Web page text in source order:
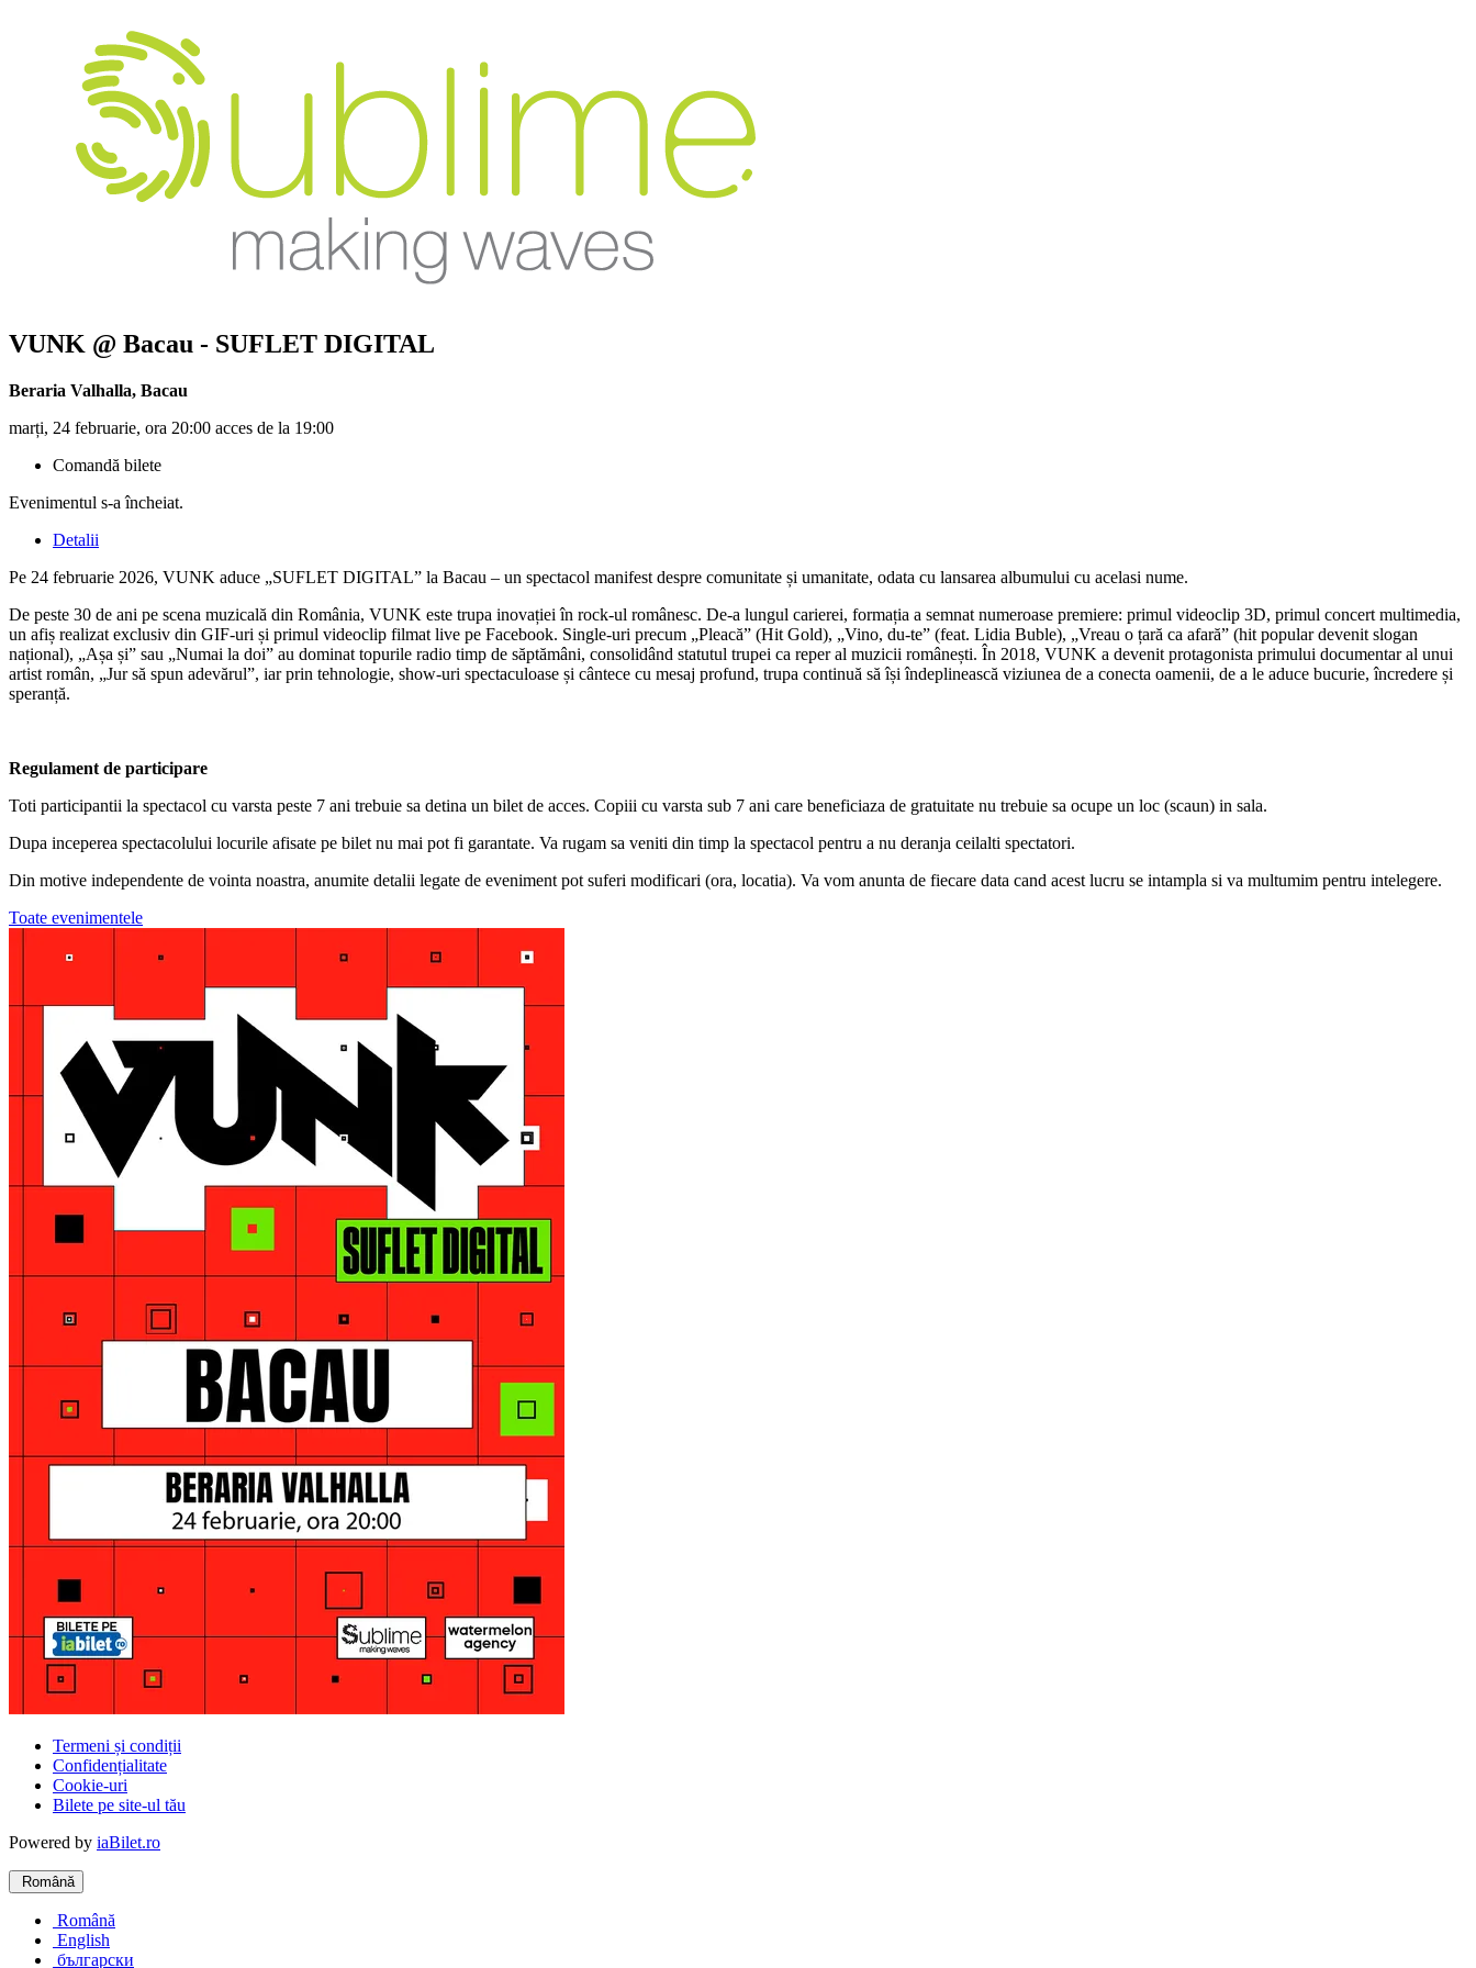
VUNK @ Bacau - SUFLET DIGITAL
Beraria Valhalla, Bacau
marți, 24 februarie, ora 20:00 acces de la 19:00
Comandă bilete
Evenimentul s-a încheiat.
Detalii
Pe 24 februarie 2026, VUNK aduce „SUFLET DIGITAL” la Bacau – un spectacol manifest despre comunitate și umanitate, odata cu lansarea albumului cu acelasi nume.
De peste 30 de ani pe scena muzicală din România, VUNK este trupa inovației în rock-ul românesc. De-a lungul carierei, formația a semnat numeroase premiere: primul videoclip 3D, primul concert multimedia,
un afiș realizat exclusiv din GIF-uri și primul videoclip filmat live pe Facebook. Single-uri precum „Pleacă” (Hit Gold), „Vino, du-te” (feat. Lidia Buble), „Vreau o țară ca afară” (hit popular devenit slogan
național), „Așa și” sau „Numai la doi” au dominat topurile radio timp de săptămâni, consolidând statutul trupei ca reper al muzicii românești. În 2018, VUNK a devenit protagonista primului documentar al unui
artist român, „Jur să spun adevărul”, iar prin tehnologie, show-uri spectaculoase și cântece cu mesaj profund, trupa continuă să își îndeplinească viziunea de a conecta oamenii, de a le aduce bucurie, încredere și
speranță.
Regulament de participare
Toti participantii la spectacol cu varsta peste 7 ani trebuie sa detina un bilet de acces. Copiii cu varsta sub 7 ani care beneficiaza de gratuitate nu trebuie sa ocupe un loc (scaun) in sala.
Dupa inceperea spectacolului locurile afisate pe bilet nu mai pot fi garantate. Va rugam sa veniti din timp la spectacol pentru a nu deranja ceilalti spectatori.
Din motive independente de vointa noastra, anumite detalii legate de eveniment pot suferi modificari (ora, locatia). Va vom anunta de fiecare data cand acest lucru se intampla si va multumim pentru intelegere.
Toate evenimentele
Termeni și condiții
Confidențialitate
Cookie-uri
Bilete pe site-ul tău
Powered by iaBilet.ro
Română
Română
English
български